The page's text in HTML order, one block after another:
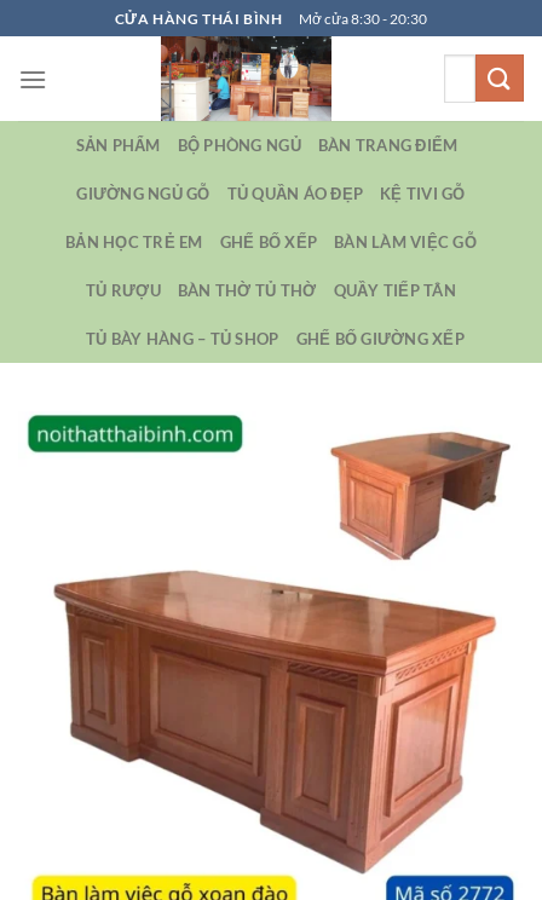
qua
nội
CỬA HÀNG THÁI BÌNH Mở cửa 8:30 - 20:30
SẢN PHẨM BỘ PHÒNG NGỦ BÀN TRANG ĐIỂM
GIƯỜNG NGỦ GỖ TỦ QUẦN ÁO ĐẸP KỆ TIVI GỖ
BẢN HỌC TRẺ EM GHẾ BỐ XẾP BÀN LÀM VIỆC GỖ
TỦ RƯỢU BÀN THỜ TỦ THỜ QUẦY TIẾP TÂN
TỦ BÀY HÀNG – TỦ SHOP GHẾ BỐ GIƯỜNG XẾP